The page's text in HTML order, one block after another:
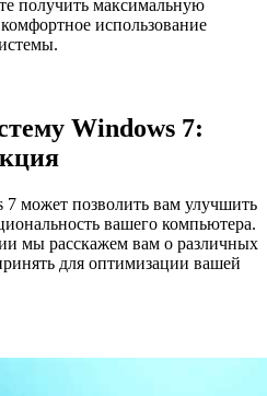
получить максимальную
использование
Windows 7:
может позволить вам улучшить
вашего компьютера.
мы расскажем вам о различных
для оптимизации вашей